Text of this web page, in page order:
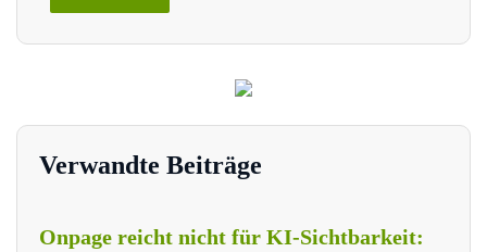
Verwandte Beiträge
Onpage reicht nicht für KI-Sichtbarkeit: